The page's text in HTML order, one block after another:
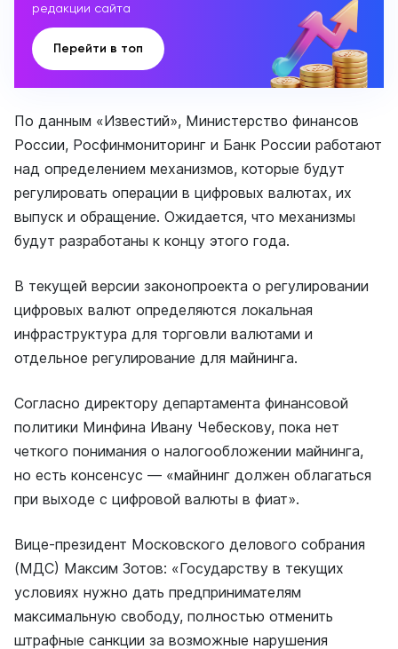
редакции сайта
Перейти в топ
По данным «Известий», Министерство финансов
России, Росфинмониторинг и Банк России работают
над определением механизмов, которые будут
регулировать операции в цифровых валютах, их
выпуск и обращение. Ожидается, что механизмы
будут разработаны к концу этого года.
В текущей версии законопроекта о регулировании
цифровых валют определяются локальная
инфраструктура для торговли валютами и
отдельное регулирование для майнинга.
Согласно директору департамента финансовой
политики Минфина Ивану Чебескову, пока нет
четкого понимания о налогообложении майнинга,
но есть консенсус — «майнинг должен облагаться
при выходе с цифровой валюты в фиат».
Вице-президент Московского делового собрания
(МДС) Максим Зотов: «Государству в текущих
условиях нужно дать предпринимателям
максимальную свободу, полностью отменить
штрафные санкции за возможные нарушения